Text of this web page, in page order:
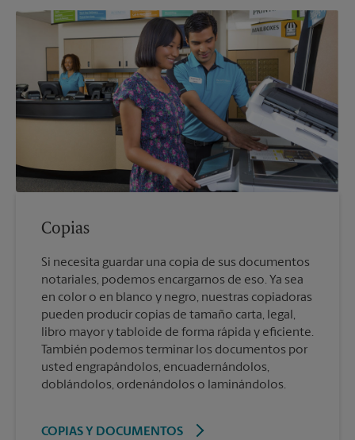
Copias
Si necesita guardar una copia de sus documentos
notariales, podemos encargarnos de eso. Ya sea
en color o en blanco y negro, nuestras copiadoras
pueden producir copias de tamaño carta, legal,
libro mayor y tabloide de forma rápida y eficiente.
También podemos terminar los documentos por
usted engrapándolos, encuadernándolos,
doblándolos, ordenándolos o laminándolos.
COPIAS Y DOCUMENTOS